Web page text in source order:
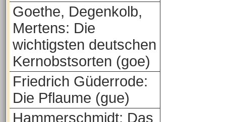
Goethe, Degenkolb,
Mertens: Die
wichtigsten deutschen
Kernobstsorten (goe)
Friedrich Güderrode:
Die Pflaume (gue)
Hammerschmidt: Das